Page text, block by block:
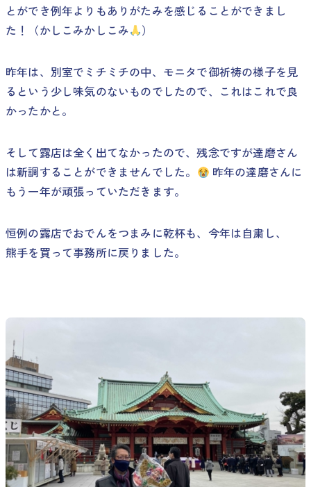
とができ例年よりもありがたみを感じることができまし
た！（かしこみかしこみ
）
昨年は、別室でミチミチの中、モニタで御祈祷の様子を見
るという少し味気のないものでしたので、これはこれで良
かったかと。
そして露店は全く出てなかったので、残念ですが達磨さん
は新調することができませんでした。
昨年の達磨さんに
もう一年が頑張っていただきます。
恒例の露店でおでんをつまみに乾杯も、今年は自粛し、
熊手を買って事務所に戻りました。